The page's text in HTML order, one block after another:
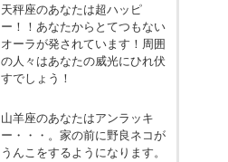
天秤座のあなたは超ハッピ
ー！！あなたからとてつもない
オーラが発されています！周囲
の人々はあなたの威光にひれ伏
すでしょう！
山羊座のあなたはアンラッキ
ー・・・。家の前に野良ネコが
うんこをするようになります。